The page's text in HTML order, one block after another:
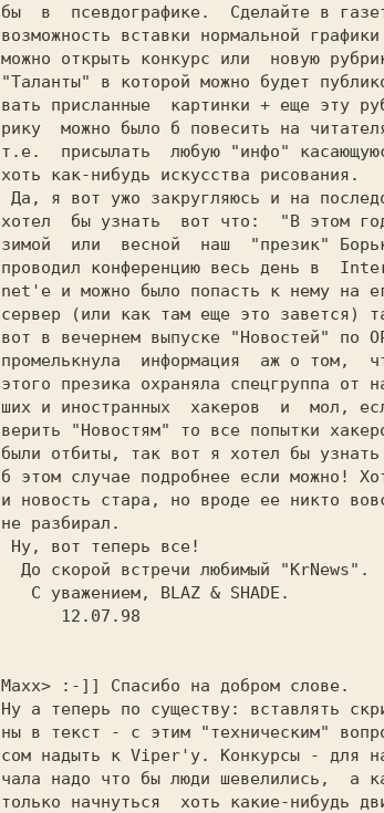
бы  в  псевдографике.  Сделайте в
возможность вставки нормальной
можно открыть конкурс или  новую
"Таланты" в которой можно будет
вать присланные  картинки + еще эту
рику  можно было б повесить на
т.е.  присылать  любую "инфо"
хоть как-нибудь искусства рисования.
хотел  бы узнать  вот что:  "В этом
зимой  или  весной  наш  "презик"
проводил конференцию весь день в
net'e и можно было попасть к нему на
сервер (или как там еще это завется)
вот в вечернем выпуске "Новостей" по
промелькнула  информация  аж о том,
этого презика охраняла спецгруппа от
ших и иностранных  хакеров  и  мол,
верить "Новостям" то все попытки
были отбиты, так вот я хотел бы
б этом случае подробнее если можно!
и новость стара, но вроде ее никто
не разбирал.
Maxx> :-]] Спасибо на добром слове.
Ну а теперь по существу: вставлять
ны в текст - с этим "техническим"
сом надыть к Viper'у. Конкурсы - для
чала надо что бы люди шевелились,  а
только начнуться  хоть какие-нибудь